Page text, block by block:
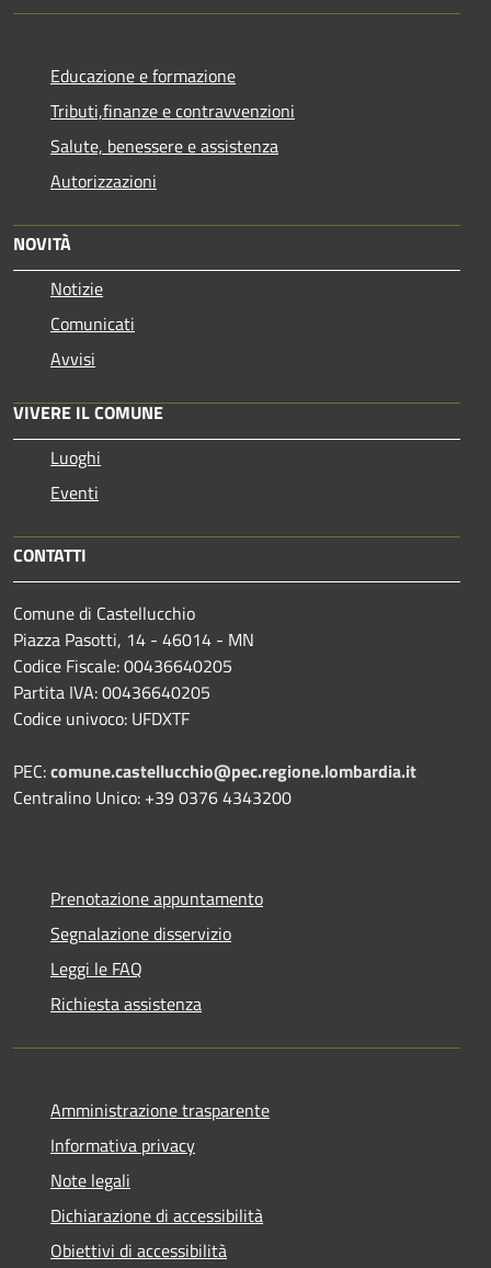
Educazione e formazione
Tributi,finanze e contravvenzioni
Salute, benessere e assistenza
Autorizzazioni
NOVITÀ
Notizie
Comunicati
Avvisi
VIVERE IL COMUNE
Luoghi
Eventi
CONTATTI
Comune di Castellucchio
Piazza Pasotti, 14 - 46014 - MN
Codice Fiscale: 00436640205
Partita IVA: 00436640205
Codice univoco: UFDXTF
PEC:comune.castellucchio@pec.regione.lombardia.it
Centralino Unico: +39 0376 4343200
Prenotazione appuntamento
Segnalazione disservizio
Leggi le FAQ
Richiesta assistenza
Amministrazione trasparente
Informativa privacy
Note legali
Dichiarazione di accessibilità
Obiettivi di accessibilità